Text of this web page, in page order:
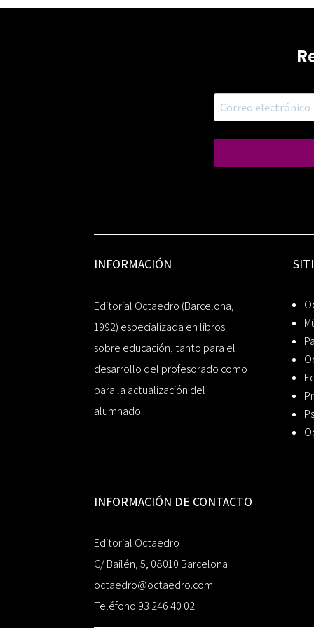
INFORMACIÓN
Editorial Octaedro (Barcelona,
1992) especializada en libros
sobre educación, tanto para el
desarrollo del profesorado como
para la actualización del
alumnado.
INFORMACIÓN DE CONTACTO
Editorial Octaedro
C/ Bailén, 5, 08010 Barcelona
octaedro@octaedro.com
Teléfono 93 246 40 02